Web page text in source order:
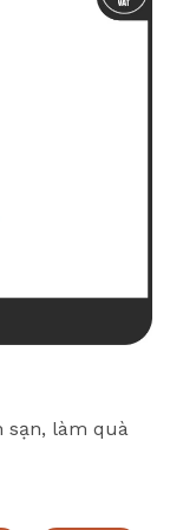
sạn, làm quà